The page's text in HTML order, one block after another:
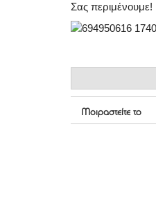
Σας περιμένουμε!
Μοιραστείτε το